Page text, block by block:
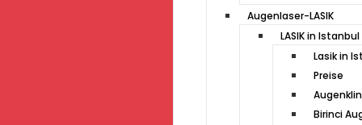
Augenlaser-LASIK
LASIK in Istanbul
Lasik in
Preise
Birinci